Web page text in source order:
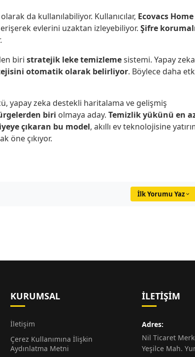
olarak da kullanılabiliyor. Kullanıcılar, Ecovacs Home
evlerini uzaktan izleyebiliyor. Şifre
biri stratejik leke temizlemesistemi. Yapay
otomatik olarak belirliyor. Böylece daha
yapay zeka destekli haritalama ve gelişmiş
biri olmaya aday. Temizlik yükünü en
çıkaran bu model, akıllı ev teknolojisine
öne çıkıyor.
İlk Yorumu Yaz
KURUMSAL
İletişim
Çerez Kullanımına İlişkin
Aydınlatma Metni
İLETIŞIM
Adres:
Nil Ticaret
Yeşilce Mah.